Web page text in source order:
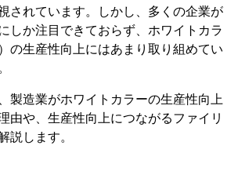
されています。しかし、多くの企業が
しか注目できておらず、ホワイトカラ
の生産性向上にはあまり取り組めてい
製造業がホワイトカラーの生産性向上
由や、生産性向上につながるファイリ
説します。